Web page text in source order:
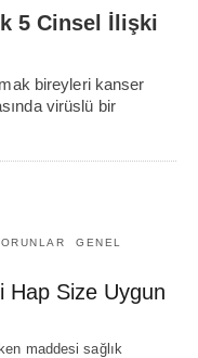
5 Cinsel İlişki
bireyleri kanser
virüslü bir
GENEL
Hap Size Uygun
maddesi sağlık